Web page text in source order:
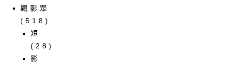
觀影眾
(518)
短
(28)
影